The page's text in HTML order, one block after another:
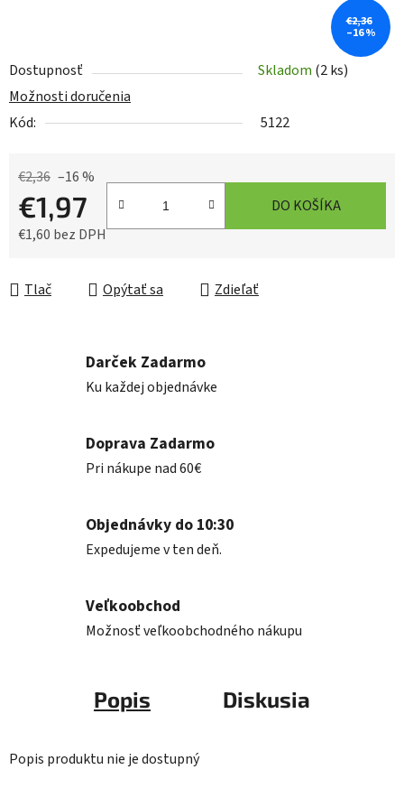
Dostupnosť Skladom (2 ks)
Možnosti doručenia
Kód:
5122
€2,36 –16 %
€1,97
€1,60 bez DPH
DO KOŠÍKA
Tlač Opýtať sa Zdieľať
€2,36
–16 %
Darček Zadarmo
Ku každej objednávke
Doprava Zadarmo
Pri nákupe nad 60€
Objednávky do 10:30
Expedujeme v ten deň.
Veľkoobchod
Možnosť veľkoobchodného nákupu
Popis Diskusia
Popis produktu nie je dostupný